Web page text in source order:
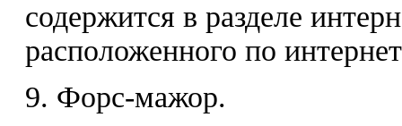
содержится в разделе
расположенного по
9. Форс-мажор.